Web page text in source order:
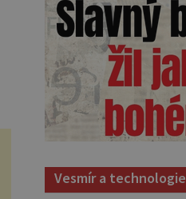
Vesmír a technologie